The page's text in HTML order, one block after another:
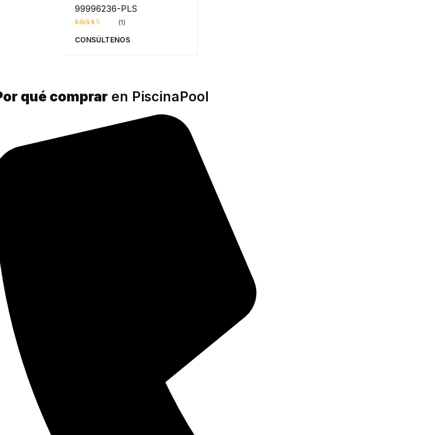
99996236-PLS
Valorado
(1)
CONSÚLTENOS
qué comprar en PiscinaPool